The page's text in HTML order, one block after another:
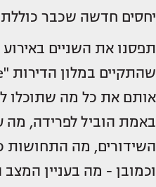
יחסים חדשה שכבר
תפסנו את השניים
אותם את כל מה שתוכלו
באמת הוביל לפרידה, מה
השידורים, מה התחושות
וכמובן - מה בעניין